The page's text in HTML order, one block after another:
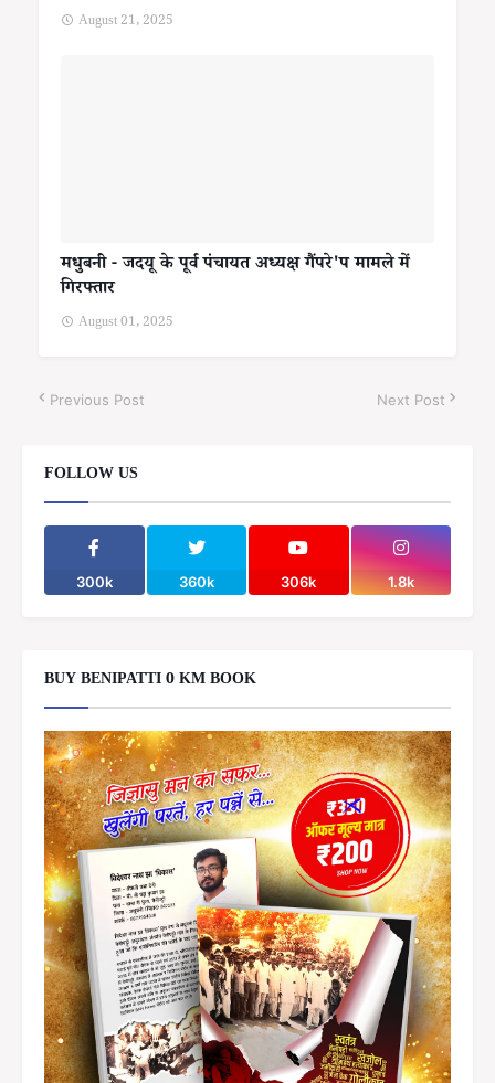
August 21, 2025
मधुबनी - जदयू के पूर्व पंचायत अध्यक्ष गैंपरे'प मामले में
गिरफ्तार
August 01, 2025
Previous Post Next Post
FOLLOW US
300k 360k 306k 1.8k
BUY BENIPATTI 0 KM BOOK